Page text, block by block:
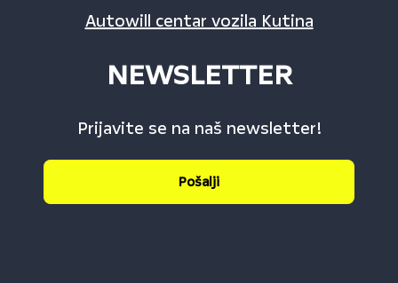
Autowill centar vozila Kutina
NEWSLETTER
Prijavite se na naš newsletter!
Pošalji